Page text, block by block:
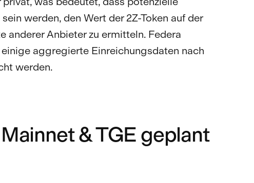
werden, den Wert der 2Z-Token auf der
anderer Anbieter zu ermitteln. Federa
aggregierte Einreichungsdaten nach
werden.
& TGE geplant